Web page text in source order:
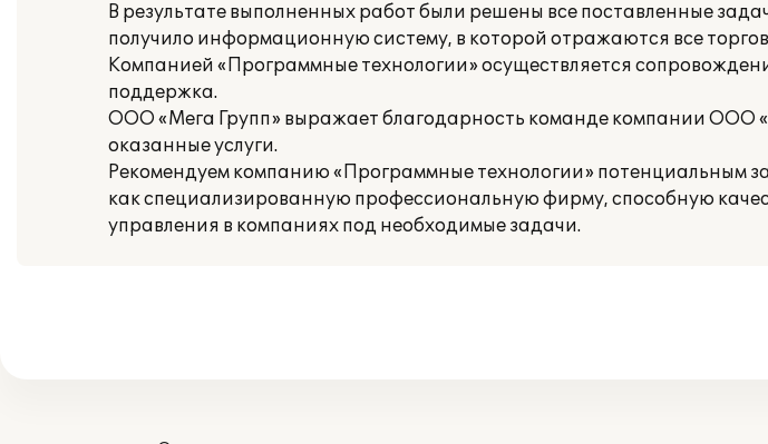
В результате выполненных работ были решены все поставленные
получило информационную систему, в которой отражаются все
Компанией «Программные технологии» осуществляется
поддержка.
ООО «Мега Групп» выражает благодарность команде компании ООО
оказанные услуги.
Рекомендуем компанию «Программные технологии» потенциальным
как специализированную профессиональную фирму, способную
управления в компаниях под необходимые задачи.